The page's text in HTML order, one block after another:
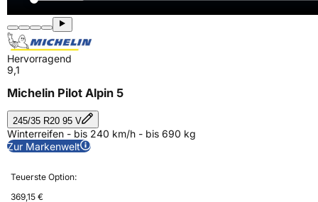
Hervorragend
9,1
Michelin Pilot Alpin 5
245/35 R20 95 V
Winterreifen - bis 240 km/h - bis 690 kg
Zur Markenwelt
Teuerste Option:
369,15 €